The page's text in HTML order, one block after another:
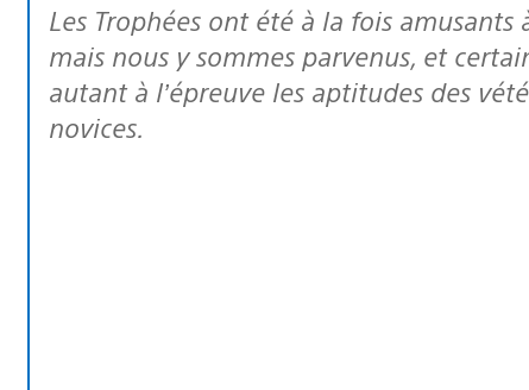
Les Trophées ont été à la fois amusants à concevoir et complexes à intégrer,
mais nous y sommes parvenus, et
autant à l’épreuve les aptitudes des
novices.